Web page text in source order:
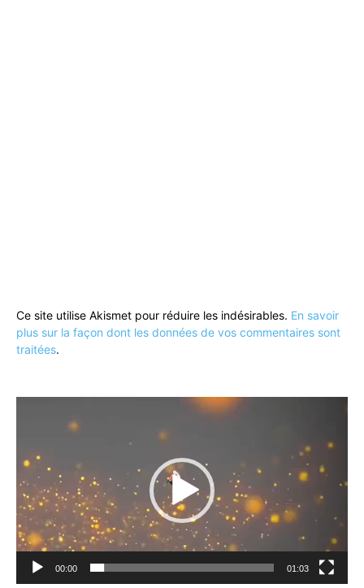
Ce site utilise Akismet pour réduire les indésirables. En savoir
plus sur la façon dont les données de vos commentaires sont
traitées.
00:00 01:03